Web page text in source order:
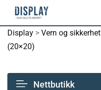
Display > Vern og sikkerhet
(20×20)
Nettbutikk